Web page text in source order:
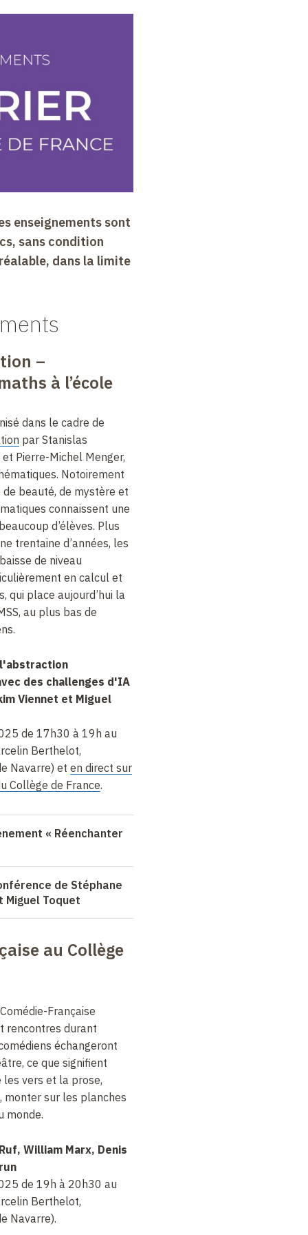
enseignements sont
sans condition
dans la limite
–
à l’école
dans le cadre de
par Stanislas
Pierre-Michel Menger,
Notoirement
beauté, de mystère et
connaissent une
d’élèves. Plus
trentaine d’années, les
de niveau
en calcul et
qui place aujourd’hui la
au plus bas de
des challenges d'IA
Viennet et Miguel
de 17h30 à 19h au
Berthelot,
Navarre) et en direct sur
Collège de France.
« Réenchanter
de Stéphane
Miguel Toquet
au Collège
Française
rencontres durant
échangeront
ce que signifient
les vers et la prose,
monter sur les planches
monde.
William Marx, Denis
de 19h à 20h30 au
Berthelot,
Navarre).